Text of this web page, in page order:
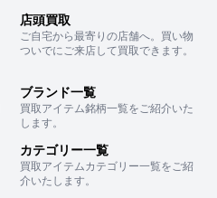
店頭買取
ご自宅から最寄りの店舗へ。買い物
ついでにご来店して買取できます。
ブランド一覧
買取アイテム銘柄一覧をご紹介いた
します。
カテゴリー一覧
買取アイテムカテゴリー一覧をご紹
介いたします。